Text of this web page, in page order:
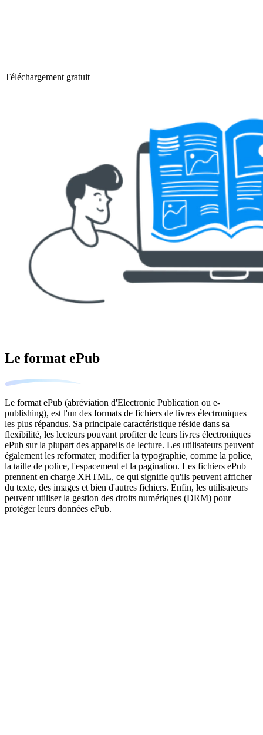
Téléchargement gratuit
Le format ePub
Le format ePub (abréviation d'Electronic Publication ou e-
publishing), est l'un des formats de fichiers de livres électroniques
les plus répandus. Sa principale caractéristique réside dans sa
flexibilité, les lecteurs pouvant profiter de leurs livres électroniques
ePub sur la plupart des appareils de lecture. Les utilisateurs peuvent
également les reformater, modifier la typographie, comme la police,
la taille de police, l'espacement et la pagination. Les fichiers ePub
prennent en charge XHTML, ce qui signifie qu'ils peuvent afficher
du texte, des images et bien d'autres fichiers. Enfin, les utilisateurs
peuvent utiliser la gestion des droits numériques (DRM) pour
protéger leurs données ePub.